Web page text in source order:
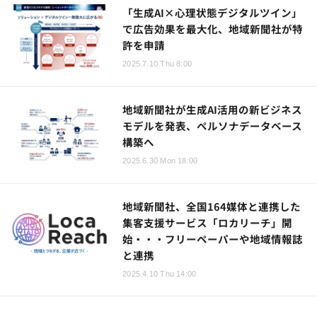
「生成AI×心理状態デジタルツイン」
で広告効果を最大化、地域新聞社が特
許を申請
2025.7.10 Thu 8:00
地域新聞社が生成AI活用の新ビジネス
モデルを発表、ペルソナデータベース
構築へ
2025.6.30 Mon 18:00
地域新聞社、全国164媒体と連携した
集客支援サービス「ロカリーチ」開
始・・・フリーペーパーや地域情報誌
と連携
2025.4.10 Thu 14:00